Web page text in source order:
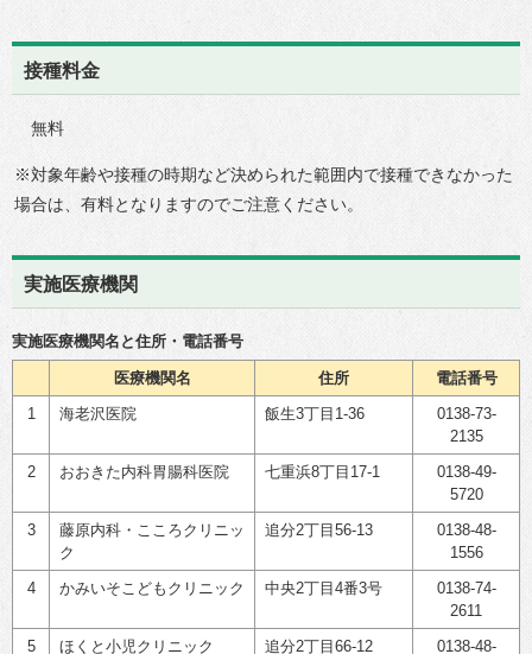
接種料金
無料
※対象年齢や接種の時期など決められた範囲内で接種できなかった
場合は、有料となりますのでご注意ください。
実施医療機関
実施医療機関名と住所・電話番号
医療機関名 住所
電話番号
1
海老沢医院 飯生3丁目1-36
0138-73-
2135
2
おおきた内科胃腸科医院 七重浜8丁目17-1
0138-49-
5720
3
藤原内科・こころクリニッ
ク
追分2丁目56-13
0138-48-
1556
4
かみいそこどもクリニック 中央2丁目4番3号
0138-74-
2611
5
ほくと小児クリニック 追分2丁目66-12
0138-48-